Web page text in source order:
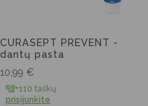
CURASEPT PREVENT -
dantų pasta
10,99 €
+110 taškų
prisijunkite